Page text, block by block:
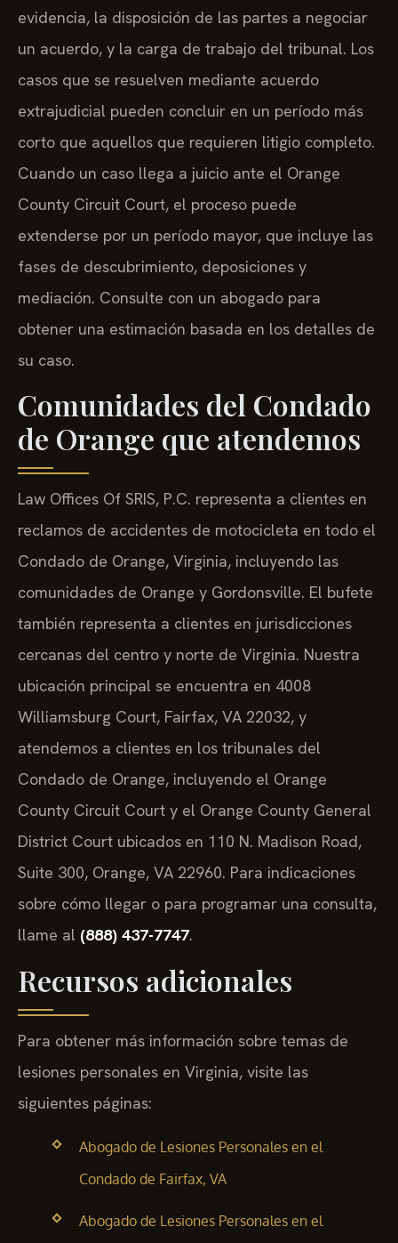
evidencia, la disposición de las partes a negociar
un acuerdo, y la carga de trabajo del tribunal. Los
casos que se resuelven mediante acuerdo
extrajudicial pueden concluir en un período más
corto que aquellos que requieren litigio completo.
Cuando un caso llega a juicio ante el Orange
County Circuit Court, el proceso puede
extenderse por un período mayor, que incluye las
fases de descubrimiento, deposiciones y
mediación. Consulte con un abogado para
obtener una estimación basada en los detalles de
su caso.
Comunidades del Condado
de Orange que atendemos
Law Offices Of SRIS, P.C. representa a clientes en
reclamos de accidentes de motocicleta en todo el
Condado de Orange, Virginia, incluyendo las
comunidades de Orange y Gordonsville. El bufete
también representa a clientes en jurisdicciones
cercanas del centro y norte de Virginia. Nuestra
ubicación principal se encuentra en 4008
Williamsburg Court, Fairfax, VA 22032, y
atendemos a clientes en los tribunales del
Condado de Orange, incluyendo el Orange
County Circuit Court y el Orange County General
District Court ubicados en 110 N. Madison Road,
Suite 300, Orange, VA 22960. Para indicaciones
sobre cómo llegar o para programar una consulta,
llame al (888) 437-7747.
Recursos adicionales
Para obtener más información sobre temas de
lesiones personales en Virginia, visite las
siguientes páginas:
Abogado de Lesiones Personales en el
Condado de Fairfax, VA
Abogado de Lesiones Personales en el